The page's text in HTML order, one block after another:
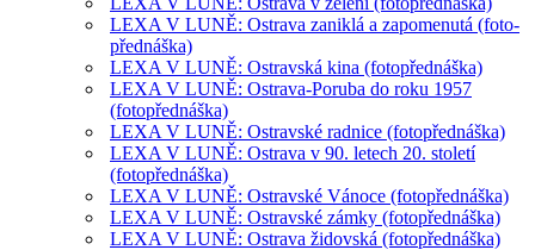
LEXA V LUNĚ: Ostrava zaniklá a zapomenutá (foto-
přednáška)
LEXA V LUNĚ: Ostravská kina (fotopřednáška)
LEXA V LUNĚ: Ostrava-Poruba do roku 1957
(fotopřednáška)
LEXA V LUNĚ: Ostravské radnice (fotopřednáška)
LEXA V LUNĚ: Ostrava v 90. letech 20. století
(fotopřednáška)
LEXA V LUNĚ: Ostravské Vánoce (fotopřednáška)
LEXA V LUNĚ: Ostravské zámky (fotopřednáška)
LEXA V LUNĚ: Ostrava židovská (fotopřednáška)